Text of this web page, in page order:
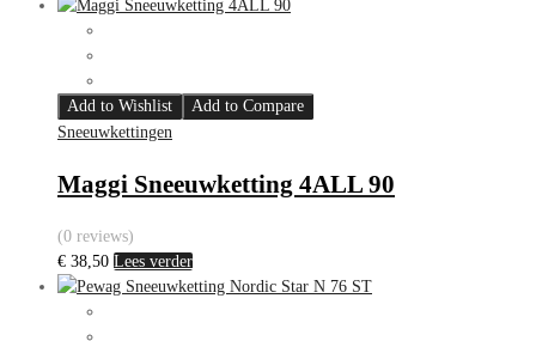
Add to Wishlist
Add to Compare
Sneeuwkettingen
Maggi Sneeuwketting 4ALL 90
(0 reviews)
€ 38,50 Lees verder